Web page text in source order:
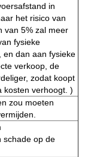
in
het risico van
van 5% zal meer
fysieke
en dan aan fysieke
verkoop, de
zodat koopt
kosten verhoogt. )
zou moeten
schade op de